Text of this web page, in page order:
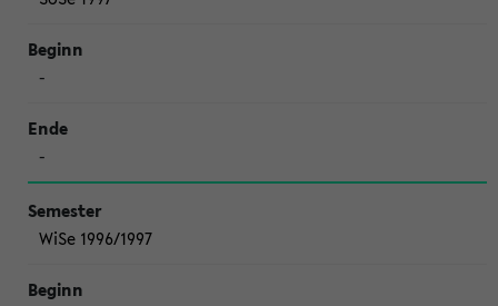
-
-
WiSe 1996/1997